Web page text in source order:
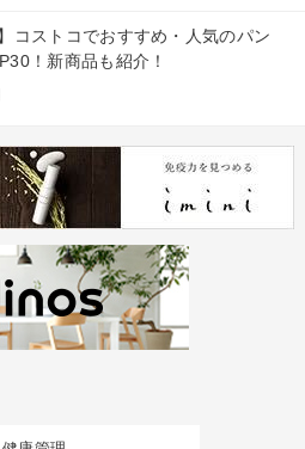
コストコでおすすめ・人気のパン
！新商品も紹介！